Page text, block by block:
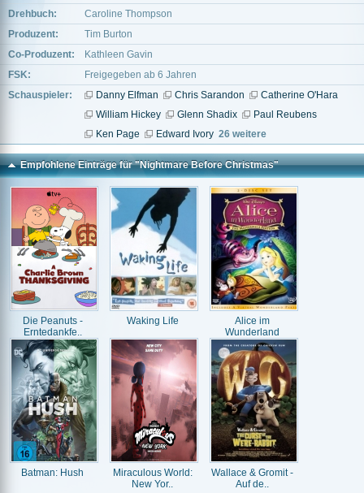
Drehbuch:
Caroline Thompson
Produzent:
Tim Burton
Co-Produzent:
Kathleen Gavin
FSK:
Freigegeben ab 6 Jahren
Schauspieler:
Danny Elfman Chris Sarandon
Catherine O'Hara
William Hickey
Glenn Shadix
Paul Reubens
Ken Page
Edward Ivory 26 weitere
Empfohlene Einträge für "Nightmare Before Christmas"
Die Peanuts -
Erntedankfe..
Waking Life
Alice im
Wunderland
Batman: Hush
Miraculous World:
New Yor..
Wallace & Gromit -
Auf de..